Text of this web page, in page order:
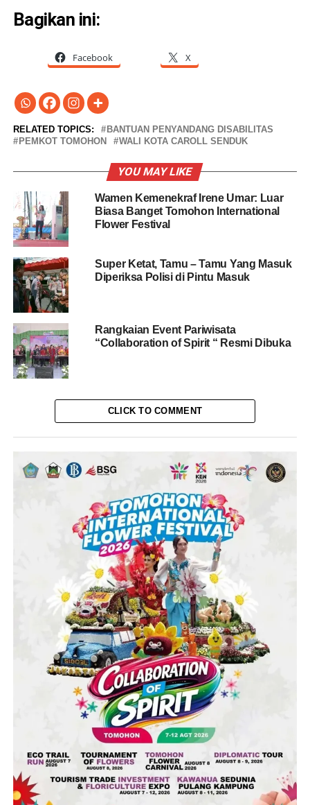
Bagikan ini:
Facebook X
RELATED TOPICS:
BANTUAN PENYANDANG DISABILITAS
PEMKOT TOMOHON
WALI KOTA CAROLL SENDUK
YOU MAY LIKE
Wamen Kemenekraf Irene Umar: Luar
Biasa Banget Tomohon International
Flower Festival
Super Ketat, Tamu – Tamu Yang Masuk
Diperiksa Polisi di Pintu Masuk
Rangkaian Event Pariwisata
“Collaboration of Spirit “ Resmi Dibuka
CLICK TO COMMENT